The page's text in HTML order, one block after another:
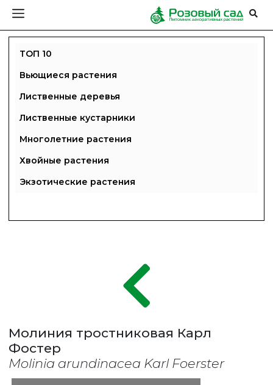
ТОП 10
Вьющиеся растения
Лиственные деревья
Лиственные кустарники
Многолетние растения
Хвойные растения
Экзотические растения
Молиния тростниковая Карл
Фостер
Molinia arundinacea Karl Foerster